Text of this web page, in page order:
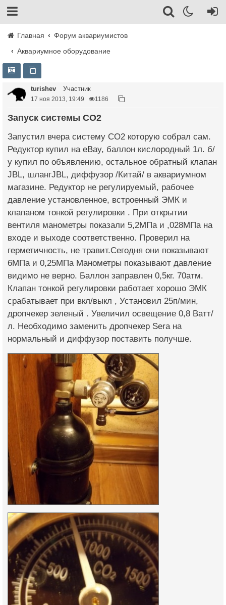
Главная
Форум аквариумистов
Аквариумное оборудование
turishev Участник
17 ноя 2013, 19:49 1186
Запуск системы СО2
Запустил вчера систему СО2 которую собрал сам.
Редуктор купил на eBay, баллон кислородный 1л. б/
у купил по объявлению, остальное обратный клапан
JBL, шлангJBL, диффузор /Китай/ в аквариумном
магазине. Редуктор не регулируемый, рабочее
давление установленное, встроенный ЭМК и
клапаном тонкой регулировки . При открытии
вентиля манометры показали 5,2МПа и ,028МПа на
входе и выходе соответственно. Проверил на
герметичность, не травит.Сегодня они показывают
6МПа и 0,25МПа Манометры показывают давление
видимо не верно. Баллон заправлен 0,5кг. 70атм.
Клапан тонкой регулировки работает хорошо ЭМК
срабатывает при вкл/выкл , Установил 25п/мин,
дропчекер зеленый . Увеличил освещение 0,8 Ватт/
л. Необходимо заменить дропчекер Sera на
нормальный и диффузор поставить получше.